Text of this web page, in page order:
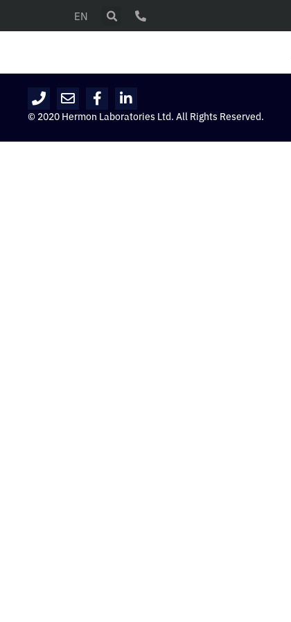
EN
© 2020 Hermon Laboratories Ltd. All Rights Reserved.